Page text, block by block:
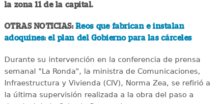
la zona 11 de la capital.
OTRAS NOTICIAS: Reos que fabrican e instalan
adoquines: el plan del Gobierno para las cárceles
Durante su intervención en la conferencia de prensa
semanal "La Ronda", la ministra de Comunicaciones,
Infraestructura y Vivienda (CIV), Norma Zea, se refirió a
la última supervisión realizada a la obra del paso a